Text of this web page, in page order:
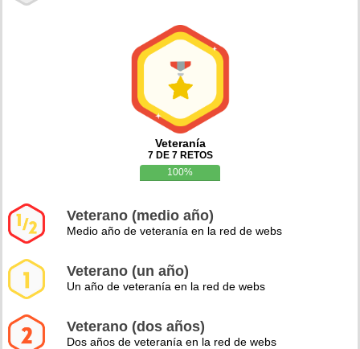
Veteranía
7 DE 7 RETOS
100%
Veterano (medio año)
Medio año de veteranía en la red de webs
Veterano (un año)
Un año de veteranía en la red de webs
Veterano (dos años)
Dos años de veteranía en la red de webs